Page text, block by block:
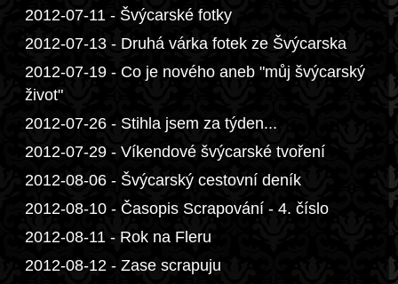
2012-07-11 - Švýcarské fotky
2012-07-13 - Druhá várka fotek ze Švýcarska
2012-07-19 - Co je nového aneb "můj švýcarský
život"
2012-07-26 - Stihla jsem za týden...
2012-07-29 - Víkendové švýcarské tvoření
2012-08-06 - Švýcarský cestovní deník
2012-08-10 - Časopis Scrapování - 4. číslo
2012-08-11 - Rok na Fleru
2012-08-12 - Zase scrapuju